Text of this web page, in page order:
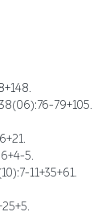
79+105.
5.
11+35+61.